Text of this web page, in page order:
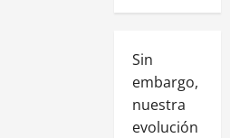
Sin
embargo,
nuestra
evolución